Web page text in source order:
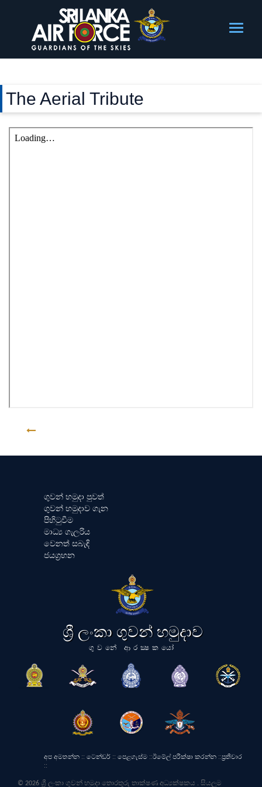
The Aerial Tribute
ගුවන් හමුදා පුවත්
ගුවන් හමුදාව ගැන
පිහිටුවීම
මාධ්‍ය ගැලරිය
වෙනත් සබැඳි
ජයග්‍රහන
ශ්‍රී ලංකා ගුවන් හමුදාව
ගුවනේ ආරක්‍ෂකයෝ
අප අමතන්න :: ටෙන්ඩර් :: පෙළගැස්ම ::ඊමේල් පරීක්ෂා කරන්න ::ප්‍රතිචාර
::
© 2026 ශ්‍රී ලංකා ගුවන් හමුදා තොරතුරු තාක්ෂණ අධ්‍යක්ෂකය . සියලුම